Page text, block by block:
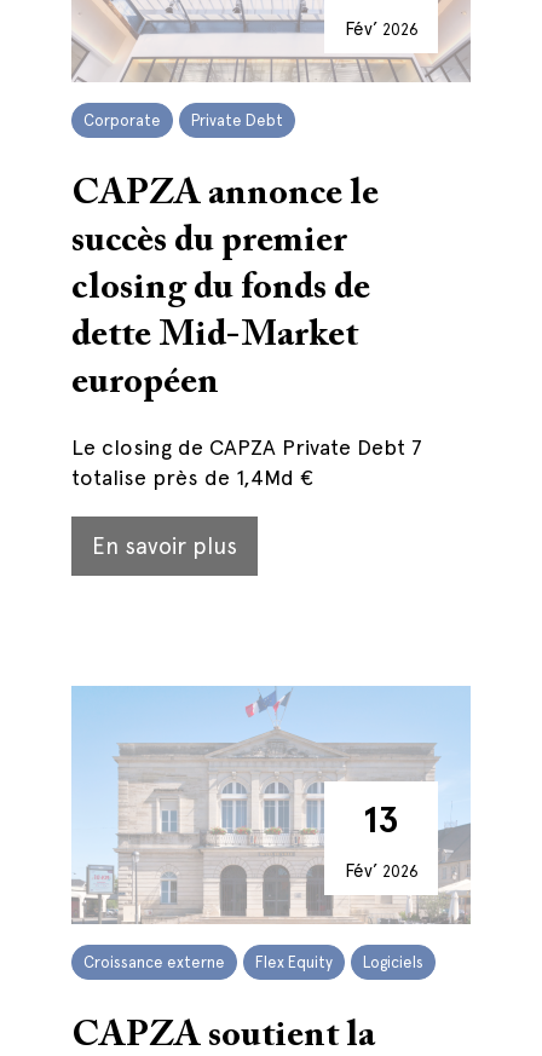
Fév’ 2026
Corporate Private Debt
CAPZA annonce le
succès du premier
closing du fonds de
dette Mid-Market
européen
Le closing de CAPZA Private Debt 7
totalise près de 1,4Md €
En savoir plus
13
Fév’ 2026
Croissance externe Flex Equity Logiciels
CAPZA soutient la